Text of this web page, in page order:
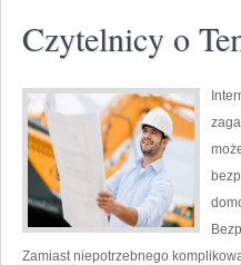
Czytelnicy o
Zamiast niepotrzebnego